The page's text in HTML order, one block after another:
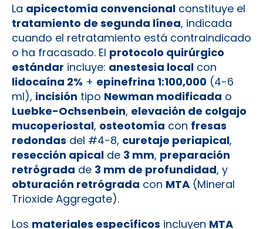
La apicectomía convencional constituye el
tratamiento de segunda línea, indicada
cuando el retratamiento está contraindicado
o ha fracasado. El protocolo quirúrgico
estándar incluye: anestesia local con
lidocaína 2% + epinefrina 1:100,000 (4-6
ml), incisión tipo Newman modificada o
Luebke-Ochsenbein, elevación de colgajo
mucoperiostal, osteotomía con fresas
redondas del #4-8, curetaje periapical,
resección apical de 3 mm, preparación
retrógrada de 3 mm de profundidad, y
obturación retrógrada con MTA (Mineral
Trioxide Aggregate).
Los materiales específicos incluyen MTA